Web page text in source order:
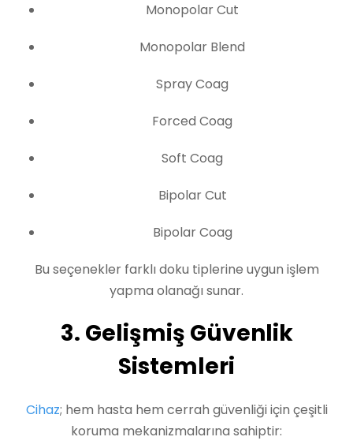
Monopolar Cut
Monopolar Blend
Spray Coag
Forced Coag
Soft Coag
Bipolar Cut
Bipolar Coag
Bu seçenekler farklı doku tiplerine uygun işlem
yapma olanağı sunar.
3. Gelişmiş Güvenlik
Sistemleri
Cihaz; hem hasta hem cerrah güvenliği için çeşitli
koruma mekanizmalarına sahiptir: